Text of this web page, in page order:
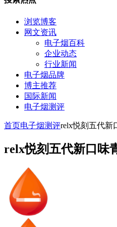
浏览博客
网文资讯
电子烟百科
企业动态
行业新闻
电子烟品牌
博主推荐
国际新闻
电子烟测评
首页电子烟测评relx悦刻五代新
relx悦刻五代新口味